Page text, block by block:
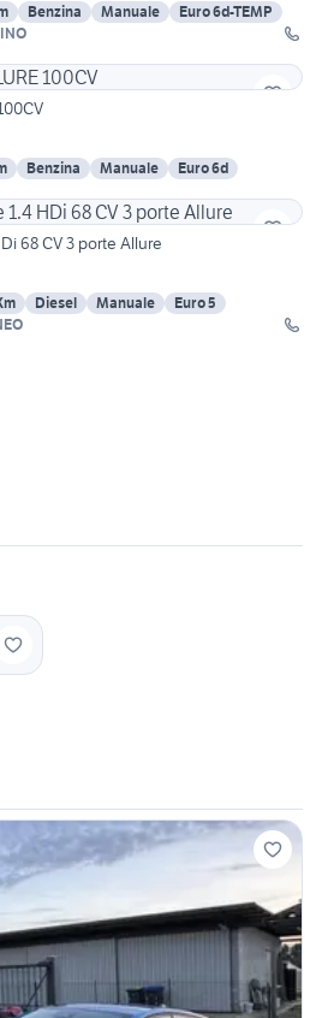
Benzina Manuale
Euro 6d-TEMP
Benzina Manuale
Euro 6d
68 CV 3 porte Allure
Diesel Manuale
Euro 5